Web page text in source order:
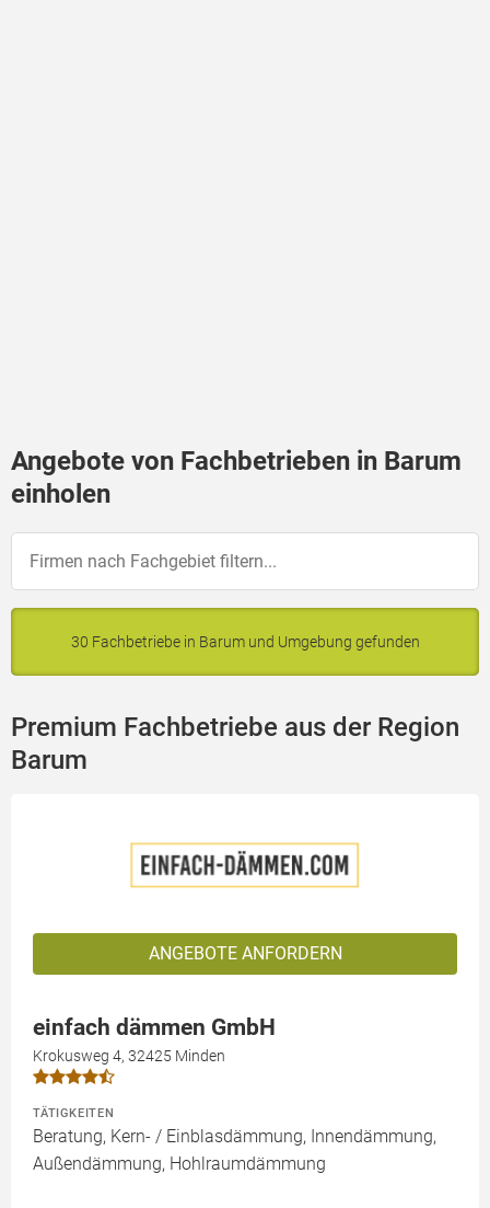
Angebote von Fachbetrieben in Barum
einholen
30 Fachbetriebe in Barum und Umgebung gefunden
Premium Fachbetriebe aus der Region
Barum
ANGEBOTE ANFORDERN
einfach dämmen GmbH
Krokusweg 4, 32425 Minden
TÄTIGKEITEN
Beratung, Kern- / Einblasdämmung, Innendämmung,
Außendämmung, Hohlraumdämmung